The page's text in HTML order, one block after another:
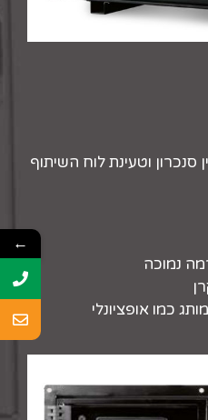
סנכרון וטעינת לוח השיתוף
נמוכה
←